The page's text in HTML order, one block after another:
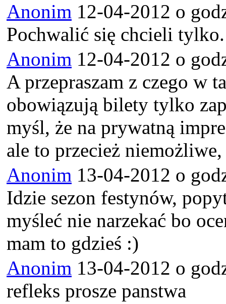
Anonim 12-04-2012 o
Pochwalić się chcieli
Anonim 12-04-2012 o
A przepraszam z czego w
obowiązują bilety tylko
myśl, że na prywatną
ale to przecież
Anonim 13-04-2012 o
Idzie sezon festynów,
myśleć nie narzekać bo
mam to gdzieś :)
Anonim 13-04-2012 o
refleks prosze panstwa